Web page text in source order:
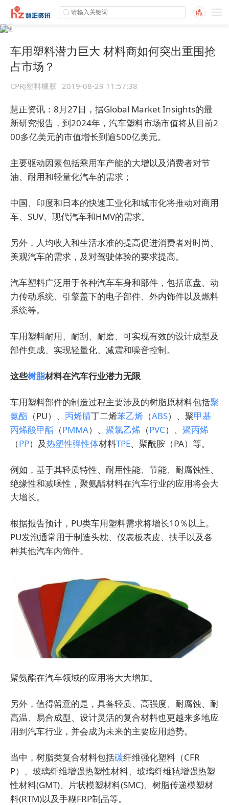
车用塑料潜力巨大 材料商如何突出重围抢
占市场？
CPRJ塑料橡胶 2019-08-29 11:57:38
慧正资讯：8月27日，据Global Market Insights的最
新研究报告，到2024年，汽车塑料市场市值将从目前2
00多亿美元的市值增长到逾500亿美元。
主要驱动因素包括乘用车产能的大增以及消费者对节
油、耐用和轻量化汽车的需求；
中国、印度和日本的快速工业化和城市化将推动对商用
车、SUV、现代汽车和HMV的需求。
另外，人均收入和生活水准的提高促进消费者对时尚、
美观汽车的需求，及对驾驶体验的要求提高。
汽车塑料广泛用于各种汽车车身和部件，包括底盘、动
力传动系统、引擎盖下的电子部件、外内饰件以及燃料
系统等。
车用塑料耐用、耐刮、耐磨、可实现有效的设计成型及
部件集成、实现轻量化、减震和噪音控制。
这些树脂材料在汽车行业潜力无限
车用塑料部件的制造过程主要涉及的树脂原材料包括聚
氨酯 （PU）、 丙烯腈丁二烯苯乙烯 （ABS）、聚甲基
丙烯酸甲酯 （PMMA）、 聚氯乙烯 （PVC）、 聚丙烯
（PP）及热塑性弹性体材料TPE、聚酰胺（PA）等。
例如，基于其轻质特性、耐用性能、节能、耐腐蚀性、
绝缘性和减噪性，聚氨酯材料在汽车行业的应用将会大
大增长。
根据报告预计，PU类车用塑料需求将增长10％以上。
PU发泡通常用于制造头枕、仪表板表皮、扶手以及各
种其他汽车内饰件。
聚氨酯在汽车领域的应用将大大增加。
另外，值得留意的是，具备轻质、高强度、耐腐蚀、耐
高温、易合成型、设计灵活的复合材料也更越来多地应
用到汽车行业，并会成为未来的主要应用趋势。
当中，树脂类复合材料包括碳纤维强化塑料（CFR
P）、玻璃纤维增强热塑性材料、玻璃纤维毡增强热塑
性材料(GMT)、片状模塑材料(SMC)、树脂传递模塑材
料(RTM)以及手糊FRP制品等。